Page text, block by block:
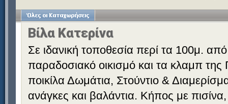
Βίλα Κατερίνα
Σε ιδανική τοποθεσία περί τα 100μ.
παραδοσιακό οικισμό και τα κλαμπ της
ποικίλα Δωμάτια, Στούντιο &
ανάγκες και βαλάντια. Κήπος με